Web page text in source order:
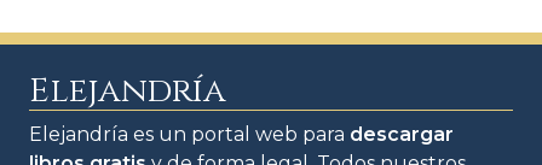
Elejandría
Elejandría es un portal web para descargar